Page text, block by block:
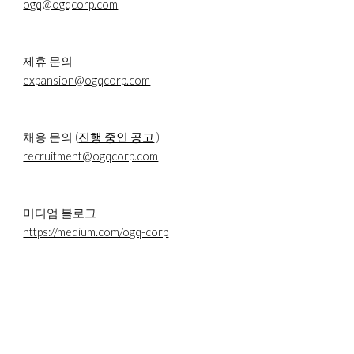
ogq@ogqcorp.com
제휴 문의
expansion@ogqcorp.com
채용 문의 (진행 중인 공고 )
recruitment@ogqcorp.com
미디엄 블로그
https://medium.com/ogq-corp